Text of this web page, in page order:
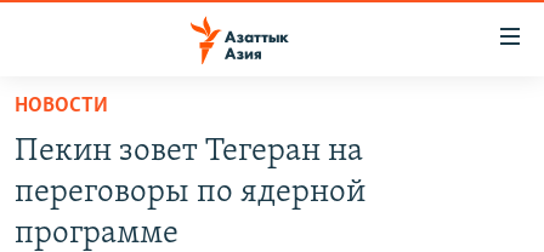
Вернуться
основному
содержанию
Вернутся
ВОЙНА В УКРАИНЕ
НОВОСТИ
Пекин зовет Тегеран на
переговоры по ядерной
программе